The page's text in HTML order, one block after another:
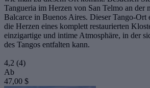
Tangueria im Herzen von San Telmo an der
Balcarce in Buenos Aires. Dieser Tango-Ort
die Herzen eines komplett restaurierten
einzigartige und intime Atmosphäre, in der
des Tangos entfalten kann.
4,2 (4)
Ab
47,00 $